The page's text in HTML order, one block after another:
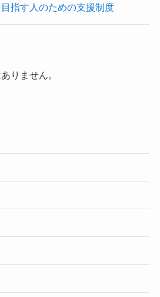
指す人のための支援制度
りません。